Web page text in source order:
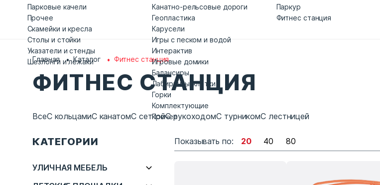
Парковые качели
Прочее
Скамейки и кресла
Столы и стойки
Указатели и стенды
Шезлонги и лежаки
Канатно-рельсовые дороги
Геопластика
Карусели
Игры с песком и водой
Интерактив
Игровые домики
Балансиры
Лабиринты-клетки
Горки
Комплектующие
Прочее
Паркур
Фитнес станция
Главная Каталог Фитнес станция
ФИТНЕС СТАНЦИЯ
ВсеС кольцамиС канатомС сеткойС рукоходомС турникомС лестницей
КАТЕГОРИИ
УЛИЧНАЯ МЕБЕЛЬ
Показывать по: 20 40 80